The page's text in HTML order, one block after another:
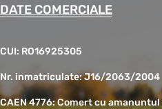
DATE COMERCIALE
CUI: RO16925305
Nr. inmatriculate: J16/2063/2004
CAEN 4776: Comert cu